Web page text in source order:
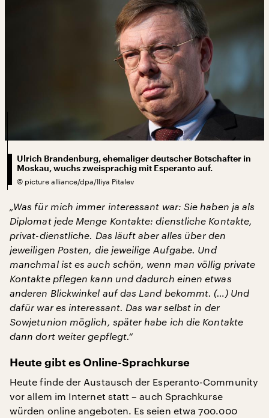
Ulrich Brandenburg, ehemaliger deutscher Botschafter in
Moskau, wuchs zweisprachig mit Esperanto auf.
© picture alliance/dpa/Iliya Pitalev
„Was für mich immer interessant war: Sie haben ja als
Diplomat jede Menge Kontakte: dienstliche Kontakte,
privat-dienstliche. Das läuft aber alles über den
jeweiligen Posten, die jeweilige Aufgabe. Und
manchmal ist es auch schön, wenn man völlig private
Kontakte pflegen kann und dadurch einen etwas
anderen Blickwinkel auf das Land bekommt. (…) Und
dafür war es interessant. Das war selbst in der
Sowjetunion möglich, später habe ich die Kontakte
dann dort weiter gepflegt.“
Heute gibt es Online-Sprachkurse
Heute finde der Austausch der Esperanto-Community
vor allem im Internet statt – auch Sprachkurse
würden online angeboten. Es seien etwa 700.000